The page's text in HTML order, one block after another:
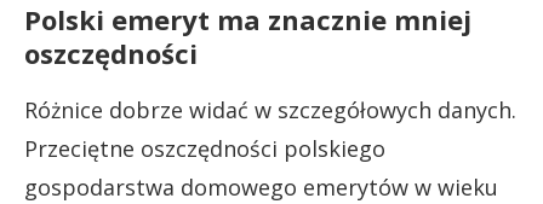
Polski emeryt ma znacznie mniej
oszczędności
Różnice dobrze widać w szczegółowych danych.
Przeciętne oszczędności polskiego
gospodarstwa domowego emerytów w wieku